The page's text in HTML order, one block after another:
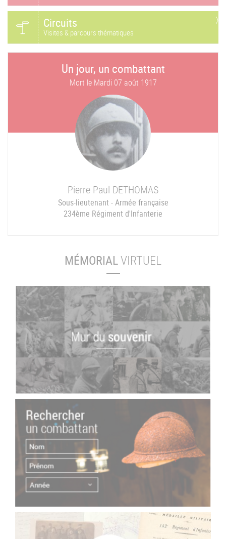
Circuits
Visites & parcours thématiques
Un jour, un combattant
Mort le Mardi 07 août 1917
Pierre Paul DETHOMAS
Sous-lieutenant - Armée française
234ème Régiment d'Infanterie
MÉMORIALVIRTUEL